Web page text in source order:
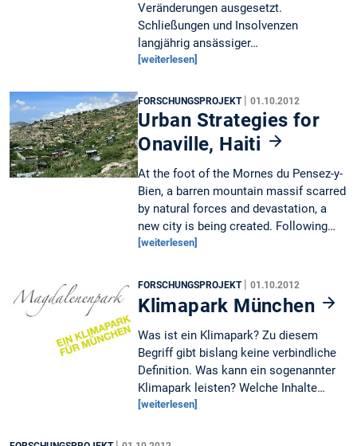
Veränderungen ausgesetzt.
Schließungen und Insolvenzen
langjährig ansässiger…
[weiterlesen]
FORSCHUNGSPROJEKT |01.10.2012
Urban Strategies for
Onaville, Haiti
At the foot of the Mornes du Pensez-y-
Bien, a barren mountain massif scarred
by natural forces and devastation, a
new city is being created. Following…
[weiterlesen]
FORSCHUNGSPROJEKT |01.10.2012
Klimapark München
Was ist ein Klimapark? Zu diesem
Begriff gibt bislang keine verbindliche
Definition. Was kann ein sogenannter
Klimapark leisten? Welche Inhalte…
[weiterlesen]